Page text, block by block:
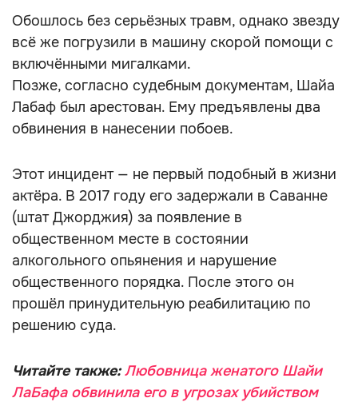
Обошлось без серьёзных травм, однако звезду
всё же погрузили в машину скорой помощи с
включёнными мигалками.
Позже, согласно судебным документам, Шайа
Лабаф был арестован. Ему предъявлены два
обвинения в нанесении побоев.
Этот инцидент — не первый подобный в жизни
актёра. В 2017 году его задержали в Саванне
(штат Джорджия) за появление в
общественном месте в состоянии
алкогольного опьянения и нарушение
общественного порядка. После этого он
прошёл принудительную реабилитацию по
решению суда.
Читайте также:Любовница женатого Шайи
ЛаБафа обвинила его в угрозах убийством